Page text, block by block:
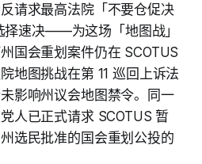
请求最高法院「不要仓促决
择速决——为这场「地图战」
国会重划案件仍在 SCOTUS
地图挑战在第 11 巡回上诉法
影响州议会地图禁令。同一
人已正式请求 SCOTUS 暂
选民批准的国会重划公投的